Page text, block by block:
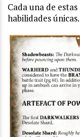
Cada una de estas
habilidades